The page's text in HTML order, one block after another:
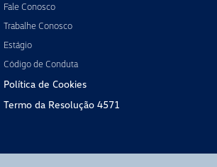
Fale Conosco
Trabalhe Conosco
Estágio
Código de Conduta
Política de Cookies
Termo da Resolução 4571